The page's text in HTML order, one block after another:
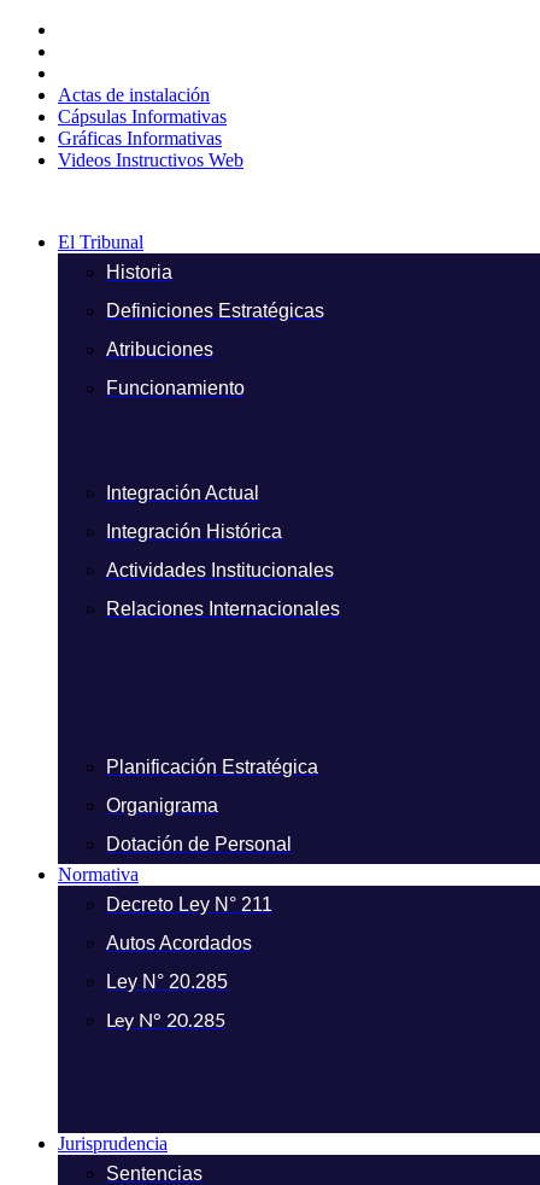
contenido
Actas de instalación
Cápsulas Informativas
Gráficas Informativas
Videos Instructivos Web
El Tribunal
Historia
Definiciones Estratégicas
Atribuciones
Funcionamiento
Integración Actual
Integración Histórica
Actividades Institucionales
Relaciones Internacionales
Planificación Estratégica
Organigrama
Dotación de Personal
Normativa
Decreto Ley N° 211
Autos Acordados
Ley N° 20.285
Ley N° 20.285
Jurisprudencia
Sentencias